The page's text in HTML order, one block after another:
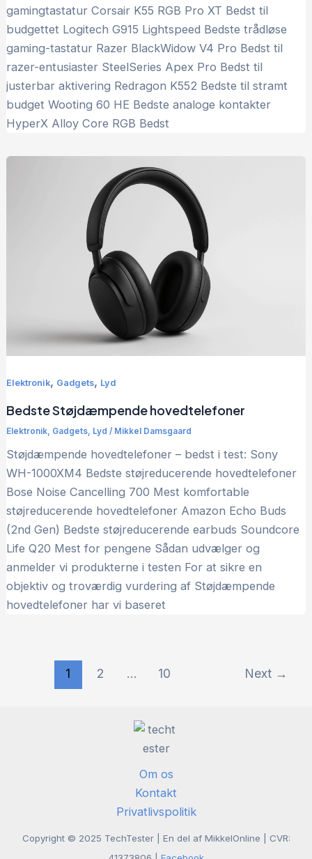
gamingtastatur Corsair K55 RGB Pro XT Bedst til
budgettet Logitech G915 Lightspeed Bedste trådløse
gaming-tastatur Razer BlackWidow V4 Pro Bedst til
razer-entusiaster SteelSeries Apex Pro Bedst til
justerbar aktivering Redragon K552 Bedste til stramt
budget Wooting 60 HE Bedste analoge kontakter
HyperX Alloy Core RGB Bedst
Elektronik, Gadgets, Lyd
Bedste Støjdæmpende hovedtelefoner
Elektronik, Gadgets, Lyd / Mikkel Damsgaard
Støjdæmpende hovedtelefoner – bedst i test: Sony
WH-1000XM4 Bedste støjreducerende hovedtelefoner
Bose Noise Cancelling 700 Mest komfortable
støjreducerende hovedtelefoner Amazon Echo Buds
(2nd Gen) Bedste støjreducerende earbuds Soundcore
Life Q20 Mest for pengene Sådan udvælger og
anmelder vi produkterne i testen For at sikre en
objektiv og troværdig vurdering af Støjdæmpende
hovedtelefoner har vi baseret
1 2 … 10 Next →
Om os
Kontakt
Privatlivspolitik
Copyright © 2025 TechTester | En del af MikkelOnline | CVR: